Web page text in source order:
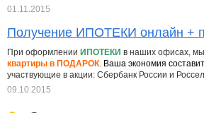
01.11.2015
Получение ИПОТЕКИ онлайн +
При оформлении ИПОТЕКИ в наших офисах,
квартиры в ПОДАРОК Ваша экономия
участвующие в акции: Сбербанк России и
09.10.2015